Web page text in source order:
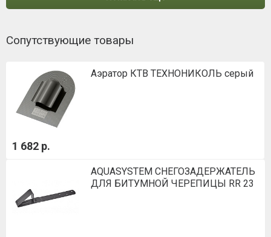
Сопутствующие товары
Аэратор КТВ ТЕХНОНИКОЛЬ серый
1 682 р.
AQUASYSTEM СНЕГОЗАДЕРЖАТЕЛЬ
ДЛЯ БИТУМНОЙ ЧЕРЕПИЦЫ RR 23